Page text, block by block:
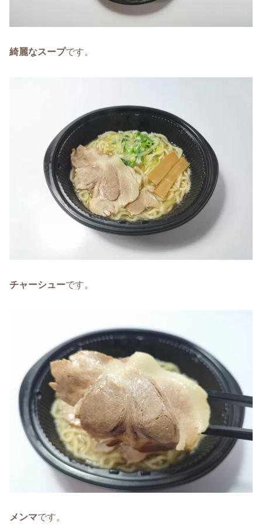
綺麗なスープです。
チャーシューです。
メンマです。